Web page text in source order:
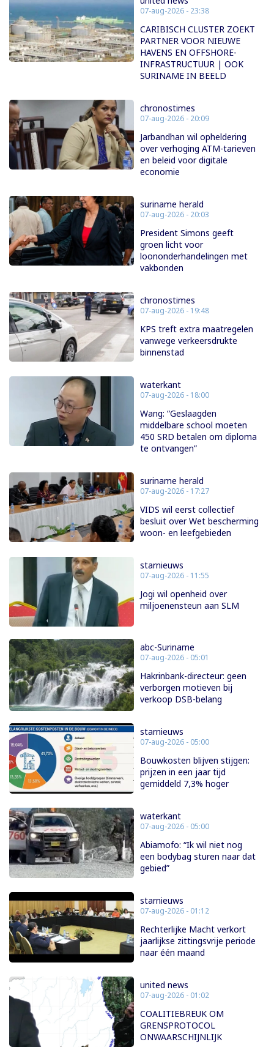
07-aug-2026 - 23:38
CARIBISCH CLUSTER ZOEKT
PARTNER VOOR NIEUWE
HAVENS EN OFFSHORE-
INFRASTRUCTUUR | OOK
SURINAME IN BEELD
chronostimes
07-aug-2026 - 20:09
Jarbandhan wil opheldering
over verhoging ATM-tarieven
en beleid voor digitale
economie
suriname herald
07-aug-2026 - 20:03
President Simons geeft
groen licht voor
loononderhandelingen met
vakbonden
chronostimes
07-aug-2026 - 19:48
KPS treft extra maatregelen
vanwege verkeersdrukte
binnenstad
waterkant
07-aug-2026 - 18:00
Wang: “Geslaagden
middelbare school moeten
450 SRD betalen om diploma
te ontvangen”
suriname herald
07-aug-2026 - 17:27
VIDS wil eerst collectief
besluit over Wet bescherming
woon- en leefgebieden
starnieuws
07-aug-2026 - 11:55
Jogi wil openheid over
miljoenensteun aan SLM
abc-Suriname
07-aug-2026 - 05:01
Hakrinbank-directeur: geen
verborgen motieven bij
verkoop DSB-belang
starnieuws
07-aug-2026 - 05:00
Bouwkosten blijven stijgen:
prijzen in een jaar tijd
gemiddeld 7,3% hoger
waterkant
07-aug-2026 - 05:00
Abiamofo: “Ik wil niet nog
een bodybag sturen naar dat
gebied”
starnieuws
07-aug-2026 - 01:12
Rechterlijke Macht verkort
jaarlijkse zittingsvrije periode
naar één maand
united news
07-aug-2026 - 01:02
COALITIEBREUK OM
GRENSPROTOCOL
ONWAARSCHIJNLIJK